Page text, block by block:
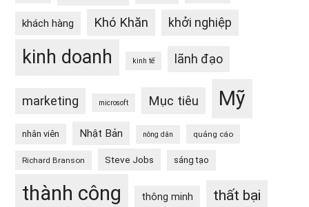
khách hàng Khó Khăn khởi nghiệp
kinh doanh kinh tế lãnh đạo
marketing microsoft Mục tiêu Mỹ
nhân viên Nhật Bản nông dân quảng cáo
Richard Branson Steve Jobs sáng tạo
thành công thông minh thất bại